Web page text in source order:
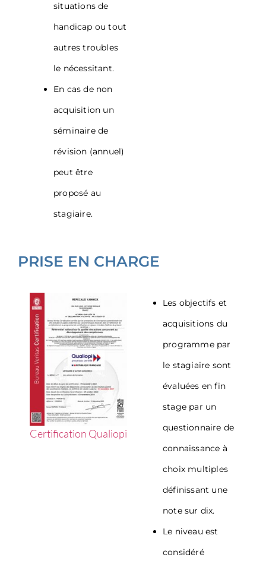
situations de
handicap ou tout
autres troubles
le nécessitant.
En cas de non
acquisition un
séminaire de
révision (annuel)
peut être
proposé au
stagiaire.
PRISE EN CHARGE
Certification Qualiopi
Les objectifs et
acquisitions du
programme par
le stagiaire sont
évaluées en fin
stage par un
questionnaire de
connaissance à
choix multiples
définissant une
note sur dix.
Le niveau est
considéré